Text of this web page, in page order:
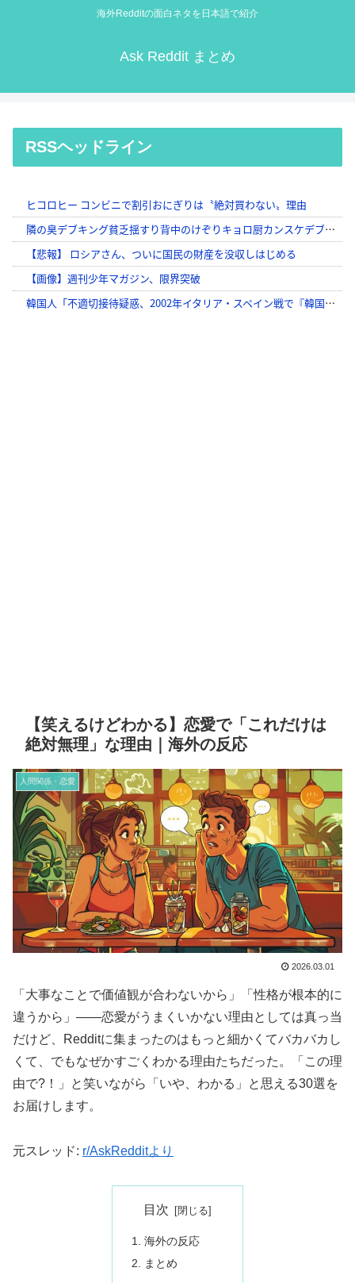
海外Redditの面白ネタを日本語で紹介
Ask Reddit まとめ
RSSヘッドライン
【笑えるけどわかる】恋愛で「これだけは
絶対無理」な理由｜海外の反応
人間関係・恋愛
2026.03.01
「大事なことで価値観が合わないから」「性格が根本的に
違うから」——恋愛がうまくいかない理由としては真っ当
だけど、Redditに集まったのはもっと細かくてバカバカし
くて、でもなぜかすごくわかる理由たちだった。「この理
由で?！」と笑いながら「いや、わかる」と思える30選を
お届けします。
元スレッド: r/AskRedditより
目次
海外の反応
まとめ